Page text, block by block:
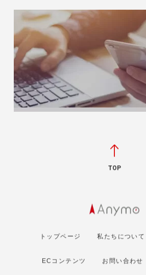
TOP
トップページ 私たちについて
ECコンテンツ お問い合わせ